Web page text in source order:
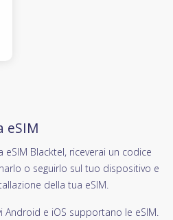
eSIM
Blacktel, riceverai un codice
o seguirlo sul tuo dispositivo e
della tua eSIM.
e iOS supportano le eSIM.